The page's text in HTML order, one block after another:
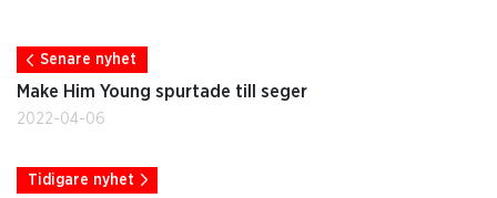
Senare nyhet
Make Him Young spurtade till seger
2022-04-06
Tidigare nyhet